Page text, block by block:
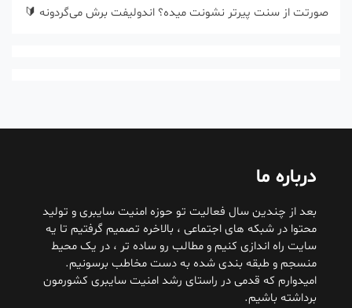
صورتت از سنت پیرتر نشونت میده؟ اندولیفت برش می‌گردونه 🔰
درباره ما
بعد از چندین سال فعالیت تو حوزه امنیت سایبری و تولید
محتوا در شبکه های اجتماعی ، بالاخره تصمیم گرفتیم تا یه
سایت راه اندازی کنیم و مطالب رو ساده تر ، در یک محیط
منسجم و طبقه بندی شده به دست مخاطب برسونیم.
امیدوارم که قدمی در راستای رشد امنیت سایبری کشورمون
برداشته باشیم.